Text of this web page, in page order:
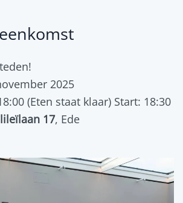
2025
(Eten staat klaar) Start: 18:30
17, Ede